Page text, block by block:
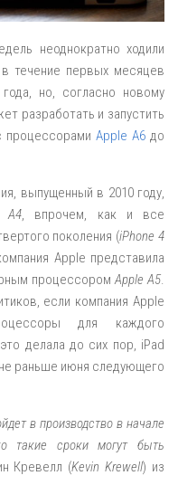
неоднократно ходили
в течение первых месяцев
но, согласно новому
разработать и запустить
Apple A6до
выпущенный в 2010 году,
A4, впрочем, как и все
поколения (iPhone 4
Apple представила
процессоромApple A5.
если компания Apple
для каждого
делала до сих пор, iPad
раньше июня следующего
в производство в начале
такие сроки могут быть
Кревелл (Kevin Krewell) из